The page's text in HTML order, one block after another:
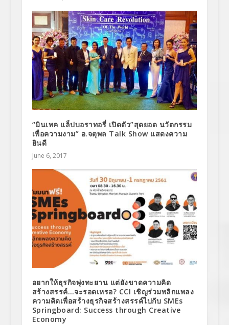
“มินเทค แล็ปบอราทอรี่ เปิดตัว”สุดยอด นวัตกรรม
เพื่อความงาม” อ.จตุพล Talk Show แสดงความ
ยินดี
June 6, 2017
อยากให้ธุรกิจพุ่งทะยาน แต่ยังขาดความคิด
สร้างสรรค์…จะรอดเหรอ? CCI เชิญร่วมพลิกแพลง
ความคิดเพื่อสร้างธุรกิจสร้างสรรค์ไปกับ SMEs
Springboard: Success through Creative
Economy